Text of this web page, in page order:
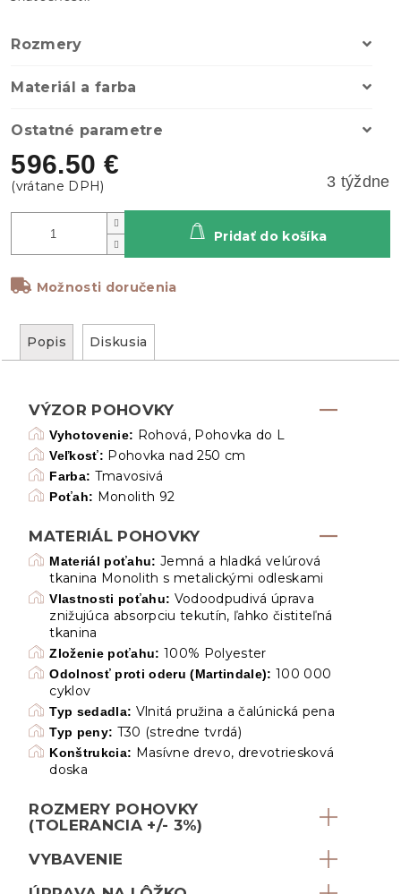
596.50 €
3 týždne
Možnosti doručenia
Pridať do košíka
Rozmery
Materiál a farba
Ostatné parametre
Popis Diskusia
VÝZOR POHOVKY
Vyhotovenie: Rohová, Pohovka do L
Veľkosť: Pohovka nad 250 cm
Farba: Tmavosivá
Poťah: Monolith 92
MATERIÁL POHOVKY
Materiál poťahu: Jemná a hladká velúrová
tkanina Monolith s metalickými odleskami
Vlastnosti poťahu: Vodoodpudivá úprava
znižujúca absorpciu tekutín, ľahko čistiteľná
tkanina
Zloženie poťahu: 100% Polyester
Odolnosť proti oderu (Martindale): 100 000
cyklov
Typ sedadla: Vlnitá pružina a čalúnická pena
Typ peny: T30 (stredne tvrdá)
Konštrukcia: Masívne drevo, drevotriesková
doska
ROZMERY POHOVKY
(TOLERANCIA +/- 3%)
VYBAVENIE